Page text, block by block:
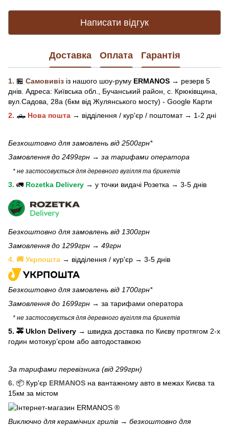
Написати відгук
Доставка Оплата Гарантія
1. 🏪 Самовивіз із нашого шоу-руму ERMANOS → резерв 5
днів. Адреса: Київська обл.,
Бучанський район, с. Крюківщина,
вул.Садова, 28а (6км від Жулянського мосту) - Google Карти
2. 🛻 Нова пошта → відділення / кур'єр / поштомат → 1-2 дні
Безкоштовно для замовлень від 2500грн*
Замовлення до 2499грн → за тарифами оператора
* не застосовується для деревного вугілля та брикетів
3. 🚛 Rozetka Delivery → у точки видачі Розетка → 3-5 днів
Безкоштовно для замовлень від 1300грн
Замовлення до 1299грн → 49грн
4. 🚚 Укрпошта → відділення / кур'єр → 3-5 днів
Безкоштовно для замовлень від 1700грн*
Замовлення до 1699грн → за тарифами оператора
* не застосовується для деревного вугілля та брикетів
5. 🚕 Uklon Delivery → швидка доставка по Києву протягом 2-х
годин мотокурʼєром або автодоставкою
За тарифами перевізника (від 299грн)
6. 📦 Кур'єр ERMANOS на вантажному авто в межах Києва та
15км за містом
Виключно длякерамічних грилів → безкоштовно для